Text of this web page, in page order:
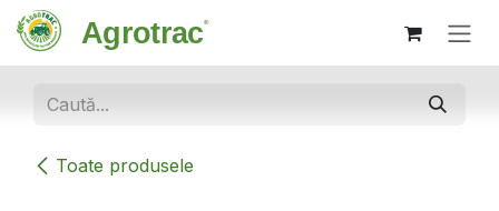
Sari la conținut
Toate produsele